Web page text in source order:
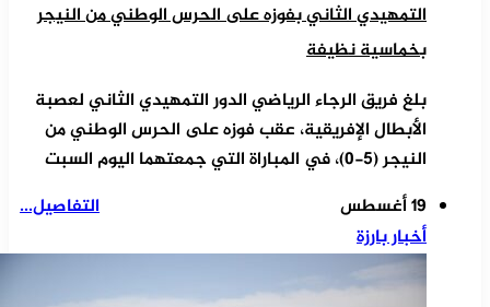
التمهيدي الثاني بفوزه على الحرس الوطني من النيجر
بخماسية نظيفة
بلغ فريق الرجاء الرياضي الدور التمهيدي الثاني لعصبة
الأبطال الإفريقية، عقب فوزه على الحرس الوطني من
النيجر (5-0)، في المباراة التي جمعتهما اليوم السبت
التفاصيل...
19 أغسطس
أخبار بارزة